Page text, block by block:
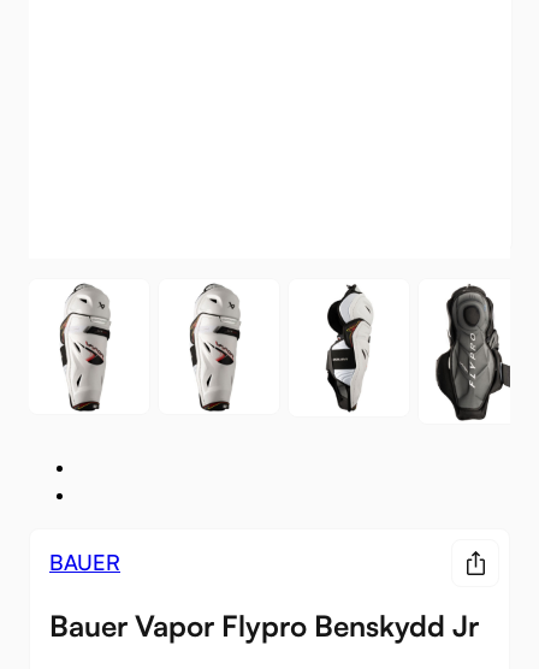
BAUER
Bauer Vapor Flypro Benskydd Jr